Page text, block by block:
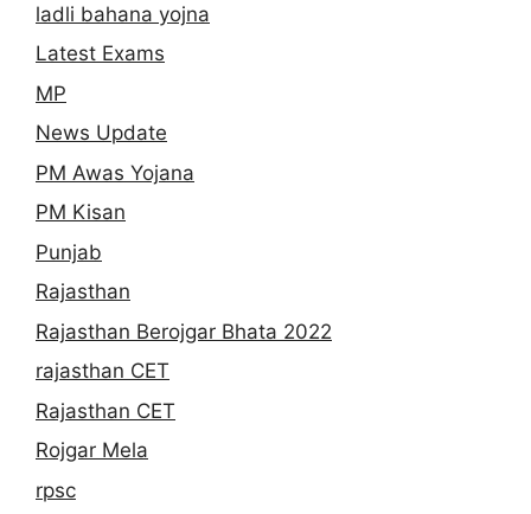
ladli bahana yojna
Latest Exams
MP
News Update
PM Awas Yojana
PM Kisan
Punjab
Rajasthan
Rajasthan Berojgar Bhata 2022
rajasthan CET
Rajasthan CET
Rojgar Mela
rpsc